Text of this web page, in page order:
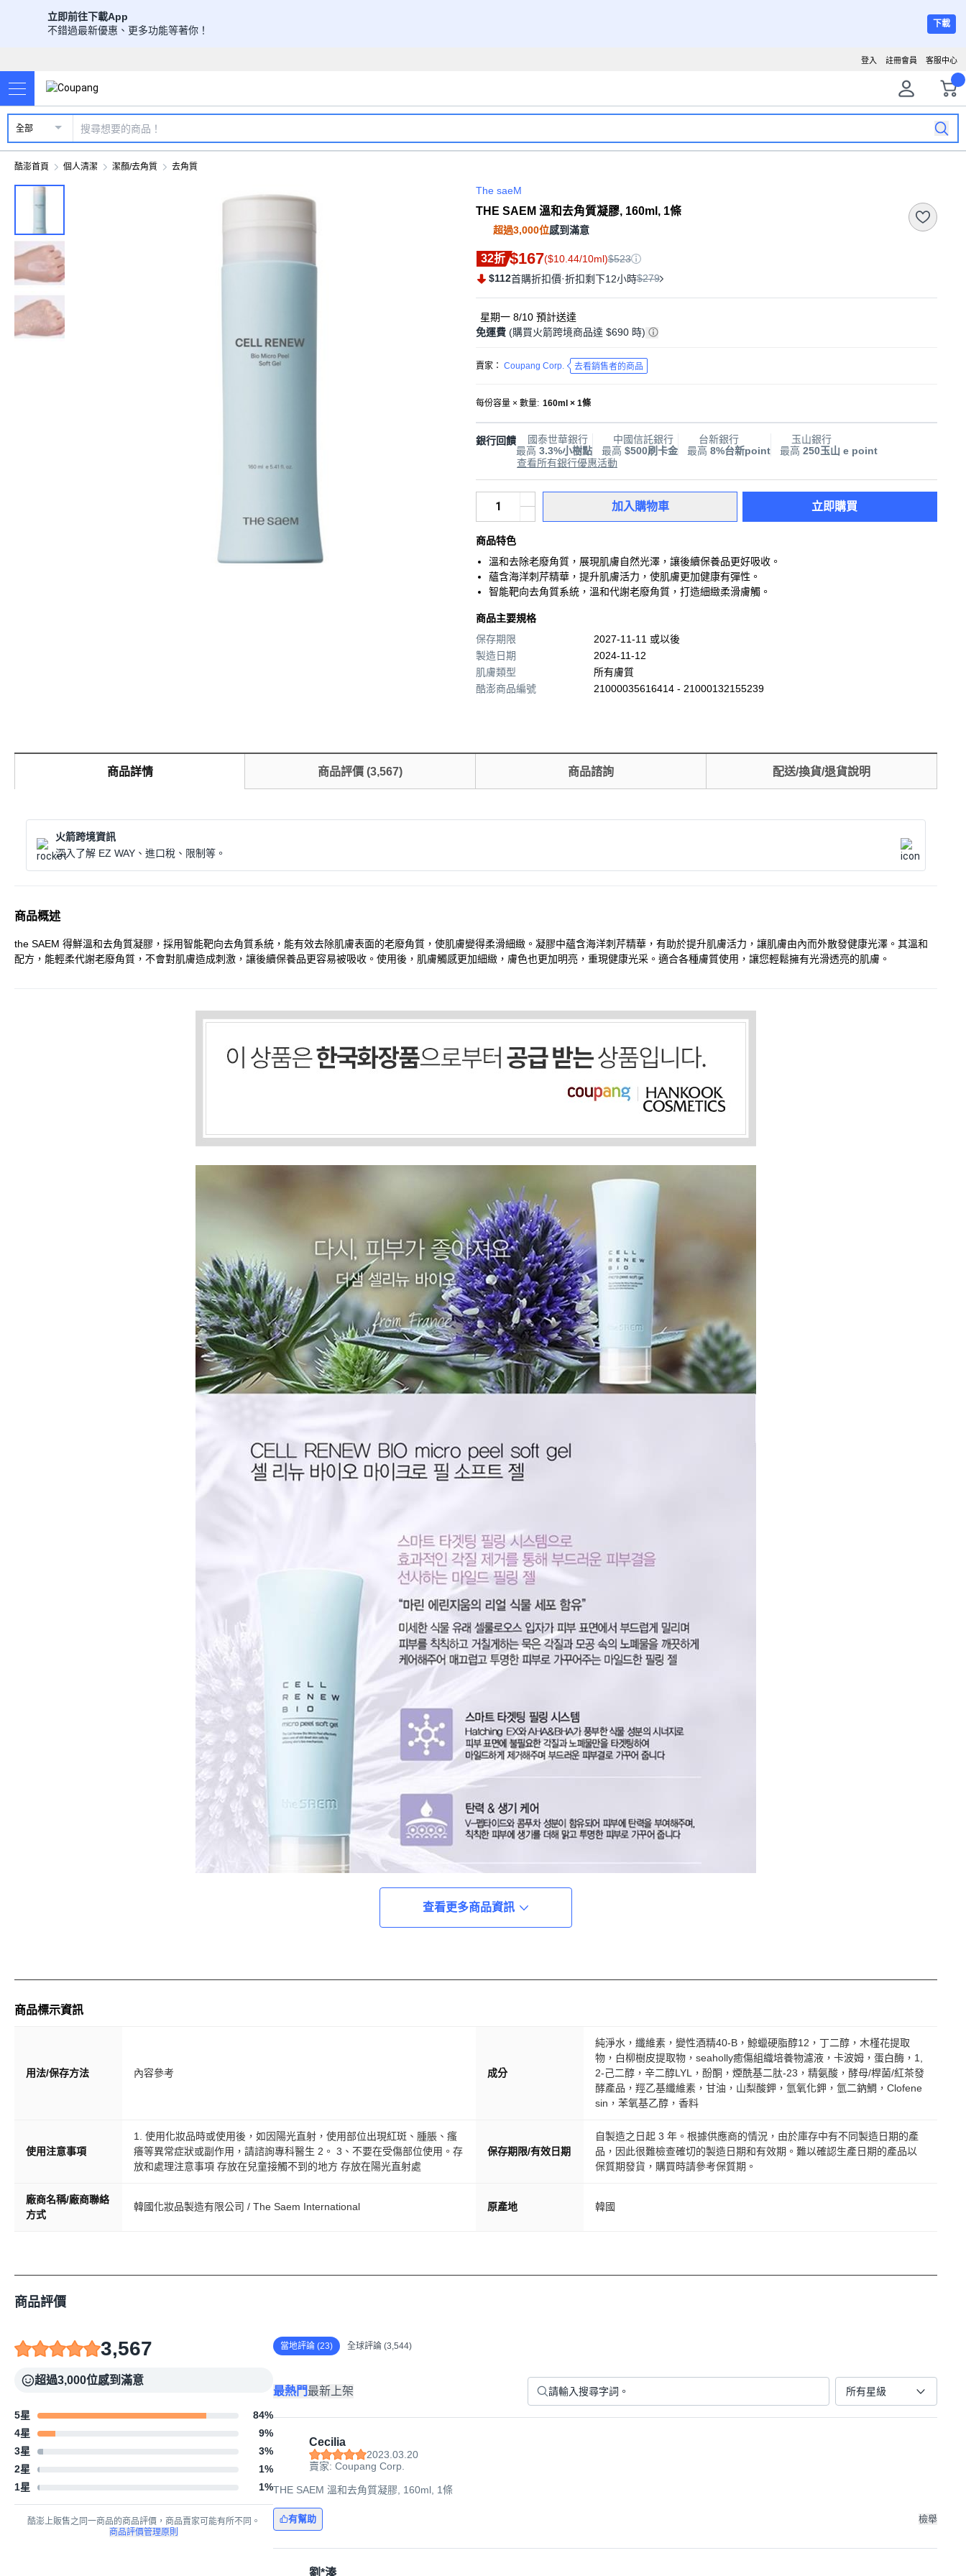
立即前往下載App
不錯過最新優惠、更多功能等著你！
下載
客服中心
註冊會員
登入
全部
酷澎首頁 個人清潔 潔顏/去角質 去角質
The saeM
THE SAEM 溫和去角質凝膠, 160ml, 1條
超過3,000位感到滿意
32折 $167($10.44/10ml)$523
$112首購折扣價·折扣剩下12小時$279
星期一 8/10 預計送達
免運費 (購買火箭跨境商品達 $690 時)
賣家： Coupang Corp. 去看銷售者的商品
每份容量 × 數量: 160ml × 1條
銀行回饋
國泰世華銀行
最高 3.3%小樹點
中國信託銀行
最高 $500刷卡金
台新銀行
最高 8%台新point
玉山銀行
最高 250玉山 e point
查看所有銀行優惠活動
加入購物車 立即購買
商品特色
溫和去除老廢角質，展現肌膚自然光澤，讓後續保養品更好吸收。
蘊含海洋刺芹精華，提升肌膚活力，使肌膚更加健康有彈性。
智能靶向去角質系統，溫和代謝老廢角質，打造細緻柔滑膚觸。
商品主要規格
保存期限
2027-11-11 或以後
製造日期
2024-11-12
肌膚類型
所有膚質
酷澎商品編號
21000035616414 - 21000132155239
商品詳情 商品評價 (3,567) 商品諮詢 配送/換貨/退貨說明
火箭跨境資訊
深入了解 EZ WAY、進口稅、限制等。
商品概述
the SAEM 得鮮溫和去角質凝膠，採用智能靶向去角質系統，能有效去除肌膚表面的老廢角質，使肌膚變得柔滑細緻。凝膠中蘊含海洋刺芹精華，有助於提升肌膚活力，讓肌膚由內而外散發健康光澤。其溫和
配方，能輕柔代謝老廢角質，不會對肌膚造成刺激，讓後續保養品更容易被吸收。使用後，肌膚觸感更加細緻，膚色也更加明亮，重現健康光采。適合各種膚質使用，讓您輕鬆擁有光滑透亮的肌膚。
查看更多商品資訊
商品標示資訊
用法/保存方法 內容參考 成分
純淨水，纖維素，變性酒精40-B，鯨蠟硬脂醇12，丁二醇，木槿花提取
物，白柳樹皮提取物，seaholly癒傷組織培養物濾液，卡波姆，蛋白酶，1,
2-己二醇，辛二醇LYL，酚酮，煙酰基二肽-23，精氨酸，酵母/桿菌/紅茶發
酵產品，羥乙基纖維素，甘油，山梨酸鉀，氫氧化鉀，氫二鈉鯛，Clofene
sin，苯氧基乙醇，香料
使用注意事項
1. 使用化妝品時或使用後，如因陽光直射，使用部位出現紅斑、腫脹、瘙
癢等異常症狀或副作用，請諮詢專科醫生 2。 3、不要在受傷部位使用。存
放和處理注意事項 存放在兒童接觸不到的地方 存放在陽光直射處
保存期限/有效日期
自製造之日起 3 年。根據供應商的情況，由於庫存中有不同製造日期的產
品，因此很難檢查確切的製造日期和有效期。難以確認生產日期的產品以
保質期發貨，購買時請參考保質期。
廠商名稱/廠商聯絡
方式
韓國化妝品製造有限公司 / The Saem International 原產地 韓國
商品評價
3,567
超過3,000位感到滿意
5星 84%
4星
9%
3星
3%
2星
1%
1星
1%
酷澎上販售之同一商品的商品評價，商品賣家可能有所不同。
商品評價管理原則
當地評論 (23) 全球評論 (3,544)
最熱門最新上架 所有星級
Cecilia
2023.03.20
賣家: Coupang Corp.
THE SAEM 溫和去角質凝膠, 160ml, 1條
有幫助 檢舉
劉*溱